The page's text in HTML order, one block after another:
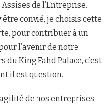
de l’Entreprise.
être convié, je choisis cette
pour contribuer à un
l’avenir de notre
du King Fahd Palace, c’est
il est question.
de nos entreprises